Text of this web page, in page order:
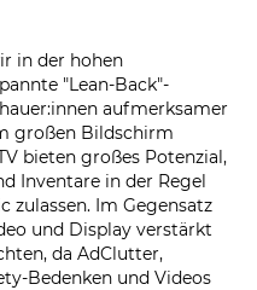
in der hohen
"Lean-Back"-
aufmerksamer
großen Bildschirm
bieten großes Potenzial,
Inventare in der Regel
Im Gegensatz
und Display verstärkt
da AdClutter,
Bedenken und Videos